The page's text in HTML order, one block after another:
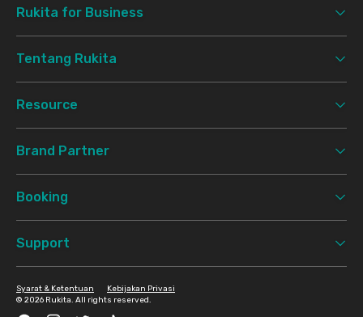
Rukita for Business
Tentang Rukita
Resource
Brand Partner
Booking
Support
© 2026 Rukita. All rights reserved.
Syarat & Ketentuan Kebijakan Privasi